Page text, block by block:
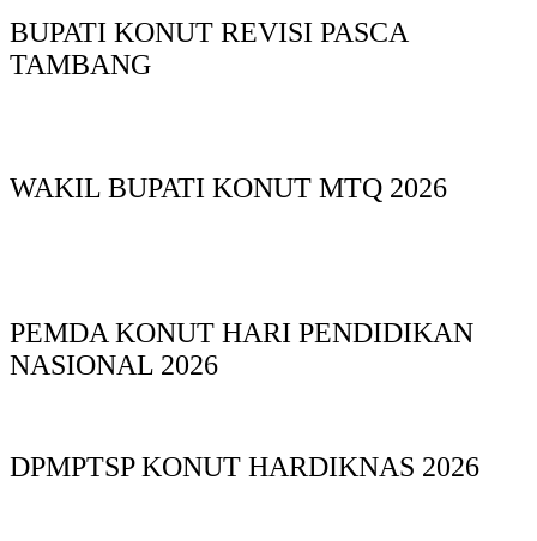
BUPATI KONUT REVISI PASCA
TAMBANG
WAKIL BUPATI KONUT MTQ 2026
PEMDA KONUT HARI PENDIDIKAN
NASIONAL 2026
DPMPTSP KONUT HARDIKNAS 2026